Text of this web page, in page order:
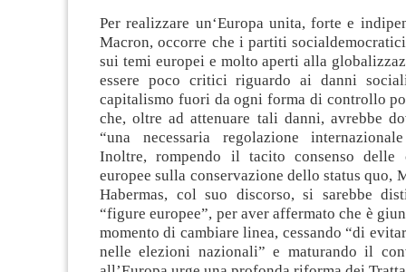
Per realizzare un‘Europa unita, forte e
Macron, occorre che i partiti
sui temi europei e molto aperti alla
essere poco critici riguardo ai danni
capitalismo fuori da ogni forma di controllo
che, oltre ad attenuare tali danni, avrebbe
“una necessaria regolazione
Inoltre, rompendo il tacito consenso delle
europee sulla conservazione dello status quo,
Habermas, col suo discorso, si sarebbe
“figure europee”, per aver affermato che è
momento di cambiare linea, cessando “di
nelle elezioni nazionali” e maturando il